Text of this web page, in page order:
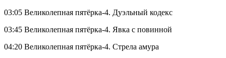
03:05 Великолепная пятёрка-4. Дуэльный кодекс
03:45 Великолепная пятёрка-4. Явка с повинной
04:20 Великолепная пятёрка-4. Стрела амура